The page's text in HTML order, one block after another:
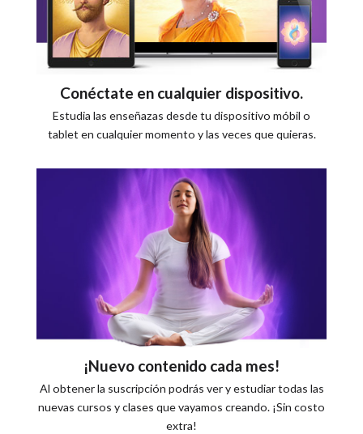
Conéctate en cualquier dispositivo.
Estudia las enseñazas desde tu dispositivo móbil o
tablet en cualquier momento y las veces que quieras.
¡Nuevo contenido cada mes!
Al obtener la suscripción podrás ver y estudiar todas las
nuevas cursos y clases que vayamos creando. ¡Sin costo
extra!